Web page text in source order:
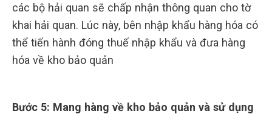
các bộ hải quan sẽ chấp nhận thông quan cho tờ
khai hải quan. Lúc này, bên nhập khẩu hàng hóa có
thể tiến hành đóng thuế nhập khẩu và đưa hàng
hóa về kho bảo quản
Bước 5: Mang hàng về kho bảo quản và sử dụng